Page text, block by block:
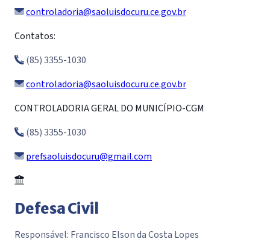
controladoria@saoluisdocuru.ce.gov.br
Contatos:
(85) 3355-1030
controladoria@saoluisdocuru.ce.gov.br
CONTROLADORIA GERAL DO MUNICÍPIO-CGM
(85) 3355-1030
prefsaoluisdocuru@gmail.com
Defesa Civil
Responsável: Francisco Elson da Costa Lopes